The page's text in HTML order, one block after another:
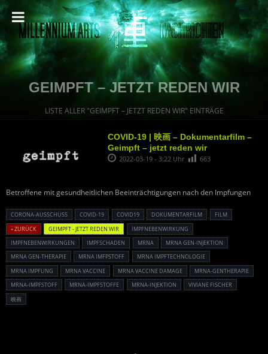
GEIMPFT – JETZT REDEN WIR
LISTE ALLER "GEIMPFT – JETZT REDEN WIR" EINTRÄGE
COVID-19 | 映画 – Dokumentarfilm –
Geimpft – jetzt reden wir
2022-03-19 - 3:22 Uhr 663
Betroffene mit gesundheitlichen Beeinträchtigungen nach den Impfungen
CORONA-AUSSCHUSS COVID-19 COVID19 DOKUMENTARFILM
FILM
« ZURÜCK
GEIMPFT - JETZT REDEN WIR
IMPFNEBENWIRKUNG
IMPFNEBENWIRKUNGEN
IMPFSCHADEN MRNA
MRNA GEN-INJEKTION
MRNA GEN-THERAPIE
MRNA IMFPSTOFF
MRNA IMPFTECHNOLOGIE
MRNA IMPFUNG
MRNA VACCINE MRNA VACCINE DAMAGE
MRNA-GENTHERAPIE
MRNA-IMPFSTOFF
MRNA-IMPFSTOFFE MRNA-INJEKTION
VIVIANE FISCHER
映画